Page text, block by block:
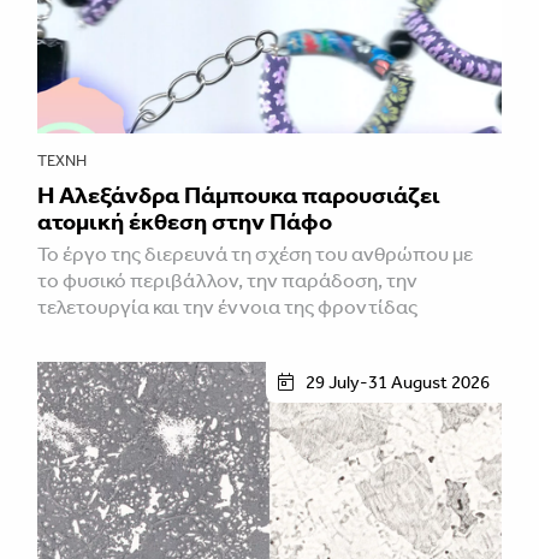
ΤΈΧΝΗ
Η Αλεξάνδρα Πάμπουκα παρουσιάζει
ατομική έκθεση στην Πάφο
Το έργο της διερευνά τη σχέση του ανθρώπου με
το φυσικό περιβάλλον, την παράδοση, την
τελετουργία και την έννοια της φροντίδας
29 July-31 August 2026